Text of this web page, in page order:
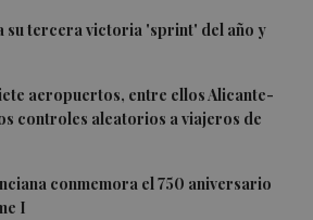
su tercera victoria 'sprint' del año y
aeropuertos, entre ellos Alicante-
controles aleatorios a viajeros de
conmemora el 750 aniversario
I